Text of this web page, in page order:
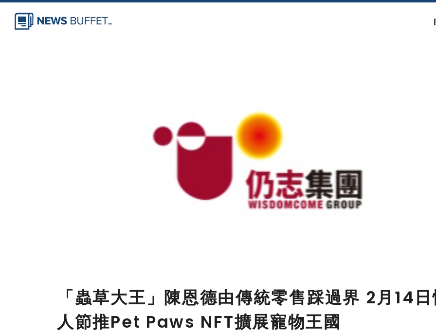
「蟲草大王」陳恩德由傳統零售踩過界 2月14
人節推Pet Paws NFT擴展寵物王國